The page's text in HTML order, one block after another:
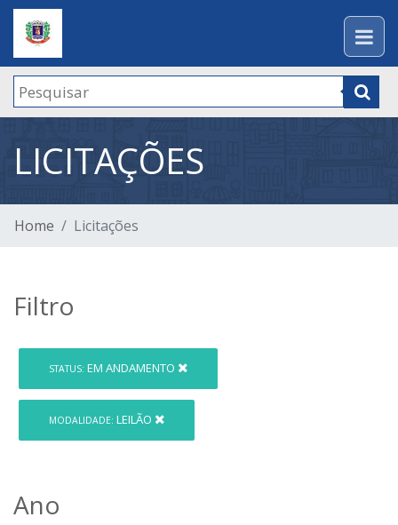
LICITAÇÕES
Home Licitações
Filtro
STATUS: EM ANDAMENTO
MODALIDADE: LEILÃO
Ano